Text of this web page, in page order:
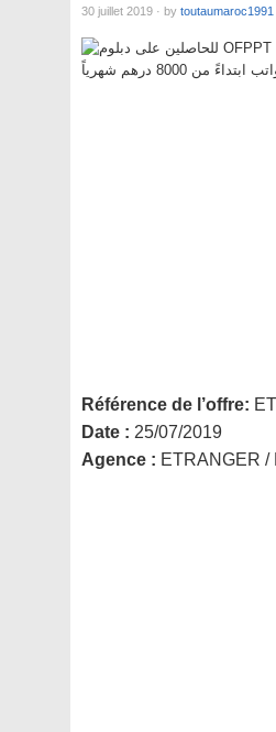
30 juillet 2019 · by toutaumaroc1991
Référence de l’offre:
Date : 25/07/2019
Agence : ETRANGER /